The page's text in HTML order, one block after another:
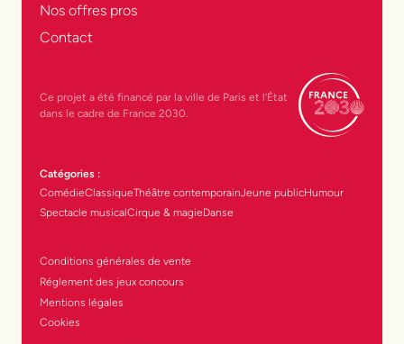
Nos offres pros
Contact
Ce projet a été financé par la ville de Paris et l’État
dans le cadre de France 2030.
Catégories :
ComédieClassiqueThéâtre contemporainJeune publicHumour
Spectacle musicalCirque & magieDanse
Conditions générales de vente
Réglement des jeux concours
Mentions légales
Cookies